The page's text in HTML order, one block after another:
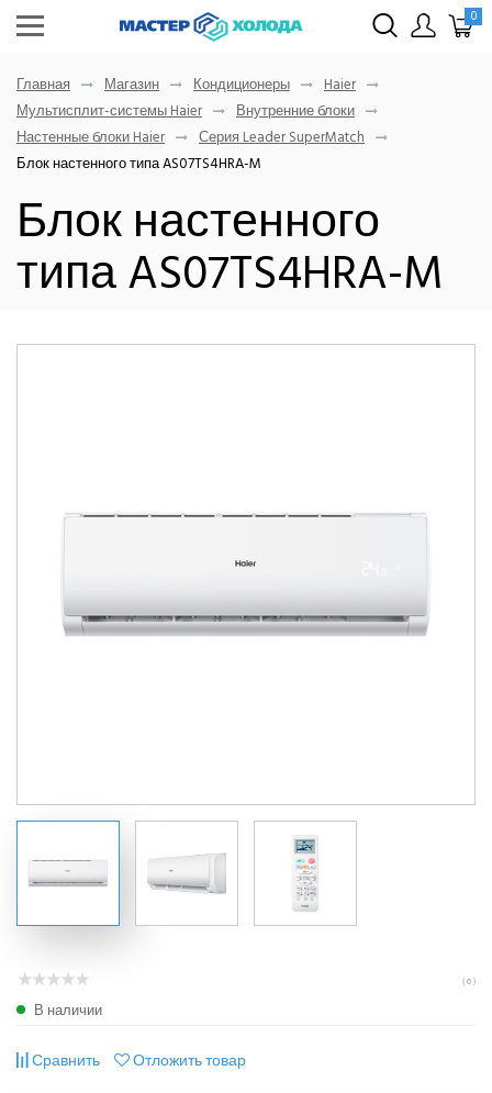
0
Главная Магазин Кондиционеры
Haier
Мультисплит-системы Haier
Внутренние блоки
Настенные блоки Haier
Серия Leader SuperMatch
Блок настенного типа AS07TS4HRA-M
Блок настенного
типа AS07TS4HRA-M
( 0 )
В наличии
Сравнить Отложить товар